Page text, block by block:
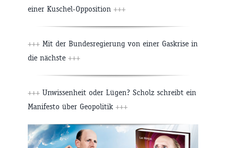
einer Kuschel-Opposition +++
+++ Mit der Bundesregierung von einer Gaskrise in
die nächste +++
+++ Unwissenheit oder Lügen? Scholz schreibt ein
Manifesto über Geopolitik +++